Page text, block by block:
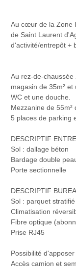
Au cœur de la Zone
de Saint Laurent
d'activité/entrepôt +
Au rez-de-chaussée
magasin de 35m²
WC et une douche.
Mezzanine de 55m²
5 places de parking
DESCRIPTIF
Sol : dallage béton
Bardage double
Porte sectionnelle
DESCRIPTIF
Sol : parquet stratifié
Climatisation
Fibre optique
Prise RJ45
Possibilité
Accès camion et